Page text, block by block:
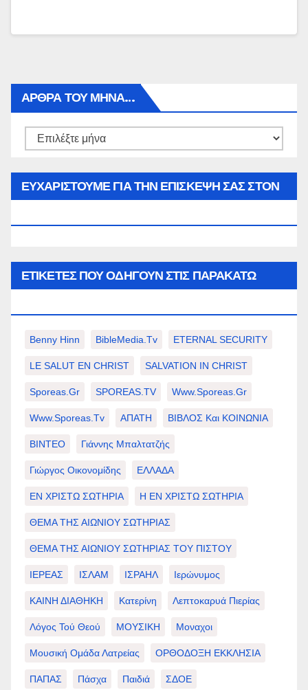
ΑΡΘΡΑ ΤΟΥ ΜΉΝΑ…
Αρθρα
ΕΥΧΑΡΙΣΤΟΥΜΕ ΓΙΑ ΤΗΝ ΕΠΙΣΚΕΨΗ ΣΑΣ ΣΤΟΝ
ΕΤΙΚΈΤΕΣ ΠΟΥ ΟΔΗΓΟΎΝ ΣΤΙΣ ΠΑΡΑΚΆΤΩ
Benny Hinn BibleMedia.tv ETERNAL SECURITY
LE SALUT EN CHRIST SALVATION IN CHRIST
Sporeas.gr SPOREAS.TV Www.sporeas.gr
Www.sporeas.tv ΑΠΑΤΗ ΒΙΒΛΟΣ Και ΚΟΙΝΩΝΙΑ
ΒΙΝΤΕΟ Γιάννης Μπαλτατζής
Γιώργος Οικονομίδης ΕΛΛΑΔΑ
ΕΝ ΧΡΙΣΤΩ ΣΩΤΗΡΙΑ Η ΕΝ ΧΡΙΣΤΩ ΣΩΤΗΡΙΑ
ΘΕΜΑ ΤΗΣ ΑΙΩΝΙΟΥ ΣΩΤΗΡΙΑΣ
ΘΕΜΑ ΤΗΣ ΑΙΩΝΙΟΥ ΣΩΤΗΡΙΑΣ ΤΟΥ ΠΙΣΤΟΥ
ΙΕΡΕΑΣ ΙΣΛΑΜ ΙΣΡΑΗΛ Ιερώνυμος
ΚΑΙΝΗ ΔΙΑΘΗΚΗ Κατερίνη Λεπτοκαρυά Πιερίας
Λόγος Τού Θεού ΜΟΥΣΙΚΗ Μοναχοι
Μουσική Ομάδα Λατρείας ΟΡΘΟΔΟΞΗ ΕΚΚΛΗΣΙΑ
ΠΑΠΑΣ Πάσχα Παιδιά ΣΔΟΕ